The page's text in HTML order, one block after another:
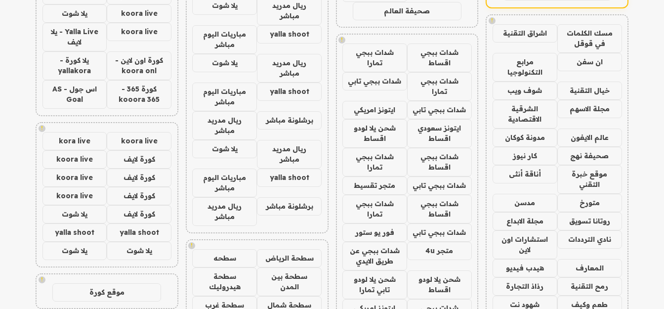
!
مسك الكلمات
في قوقل
اشراق التقنية
ان سفن
مرابع
التكنولوجيا
خيال التقنية شوف ويب
مجلة الاسهم
الشرقية
الاقتصادية
عالم الايفون مدونة كوكان
صحيفة نهج كار نيوز
موقع خبرة
التقني
أناقة أنثى
متورخ مدسن
روتانا تسويق مجلة الابداع
نادي الترددات
استشارات اون
لاين
المعارف هيدب فيديو
رمح التقنية رذاذ التجارة
طعم وكيف شهود نت
صحيفة العالم
!
شدات ببجي
اقساط
شدات ببجي
تمارا
شدات ببجي
تمارا
شدات ببجي تابي
شدات ببجي تابي ايتونز امريكي
ايتونز سعودي
اقساط
شحن يلا لودو
اقساط
شدات ببجي
اقساط
شدات ببجي
تمارا
شدات ببجي تابي متجر تقسيط
شدات ببجي
اقساط
شدات ببجي
تمارا
شدات ببجي تابي فور يو ستور
متجر 4u
شدات ببجي عن
طريق الايدي
شحن يلا لودو
اقساط
شحن يلا لودو
تابي تمارا
ريال مدريد
مباشر
يلا شوت
yalla shoot
مباريات اليوم
مباشر
ريال مدريد
مباشر
يلا شوت
yalla shoot
مباريات اليوم
مباشر
برشلونة مباشر
ريال مدريد
مباشر
ريال مدريد
مباشر
يلا شوت
yalla shoot
مباريات اليوم
مباشر
برشلونة مباشر
ريال مدريد
مباشر
!
سطحة الرياض سطحه
سطحة بين
المدن
سطحة
هيدروليك
سطحة شمال سطحة غرب
koora live يلا شوت
koora live
Yalla Live - يلا
لايف
كورة اون لاين -
koora onl
يلا كورة -
yallakora
كورة 365 -
kooora 365
اس جول - AS
Goal
!
koora live
kora live
كورة لايف koora live
كورة لايف koora live
كورة لايف koora live
كورة لايف يلا شوت
yalla shoot
yalla shoot
يلا شوت يلا شوت
!
موقع كورة